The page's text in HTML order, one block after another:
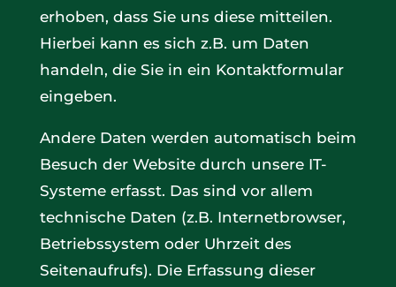
erhoben, dass Sie uns diese mitteilen.
Hierbei kann es sich z.B. um Daten
handeln, die Sie in ein Kontaktformular
eingeben.
Andere Daten werden automatisch beim
Besuch der Website durch unsere IT-
Systeme erfasst. Das sind vor allem
technische Daten (z.B. Internetbrowser,
Betriebssystem oder Uhrzeit des
Seitenaufrufs). Die Erfassung dieser